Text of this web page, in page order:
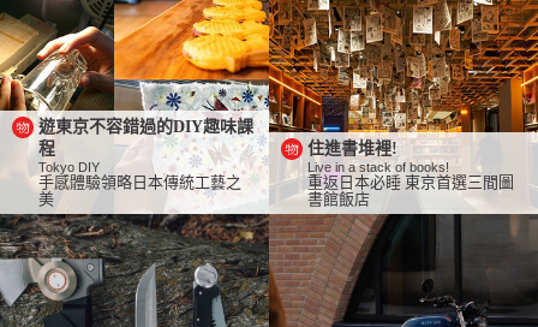
遊東京不容錯過的DIY趣味課
程
Tokyo DIY
手感體驗領略日本傳統工藝之
美
住進書堆裡!
Live in a stack of books!
重返日本必睡 東京首選三間圖
書館飯店